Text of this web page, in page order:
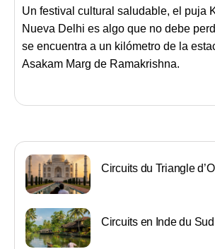
Un festival cultural saludable, el puja
Nueva Delhi es algo que no debe
se encuentra a un kilómetro de la
Asakam Marg de Ramakrishna.
Circuits du Triangle
Circuits en Inde du Sud